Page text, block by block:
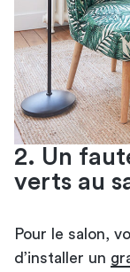
2. Un
verts au
Pour le salon,
d’installer un